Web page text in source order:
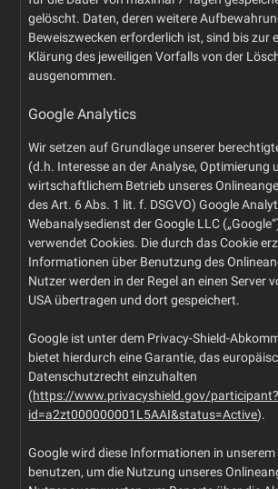
gelöscht. Daten, deren weitere
Beweiszwecken erforderlich ist, sind bis zur
Klärung des jeweiligen Vorfalls von der
ausgenommen.
Google Analytics
Wir setzen auf Grundlage unserer
(d.h. Interesse an der Analyse, Optimierung
wirtschaftlichem Betrieb unseres
des Art. 6 Abs. 1 lit. f. DSGVO) Google
Webanalysedienst der Google LLC
verwendet Cookies. Die durch das Cookie
Informationen über Benutzung des
Nutzer werden in der Regel an einen Server
USA übertragen und dort gespeichert.
Google ist unter dem Privacy-Shield-
bietet hierdurch eine Garantie, das
Datenschutzrecht einzuhalten
(https://www.privacyshield.gov/participant?
id=a2zt000000001L5AAI&status=Active).
Google wird diese Informationen in
benutzen, um die Nutzung unseres